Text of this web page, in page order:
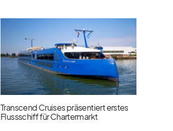
Transcend Cruises präsentiert erstes
Flussschiff für Chartermarkt